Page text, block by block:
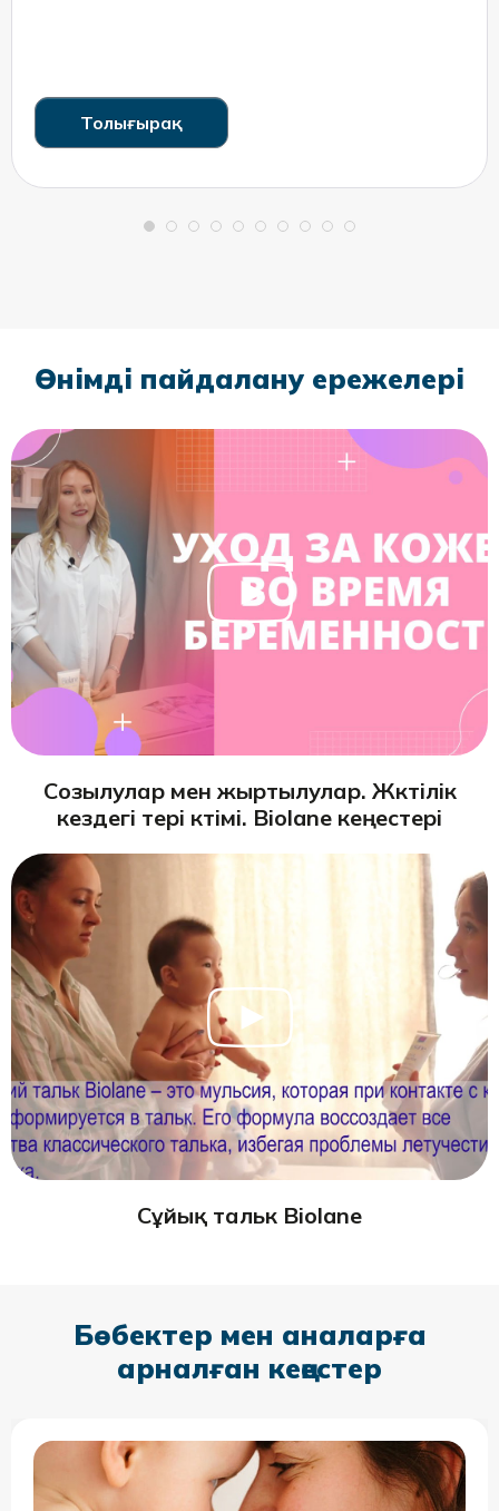
Толығырақ
Өнімді пайдалану ережелері
Созылулар мен жыртылулар. Жүктілік
кездегі тері күтімі. Biolane кеңестері
Сұйық тальк Biolane
Бөбектер мен аналарға
арналған кеңестер